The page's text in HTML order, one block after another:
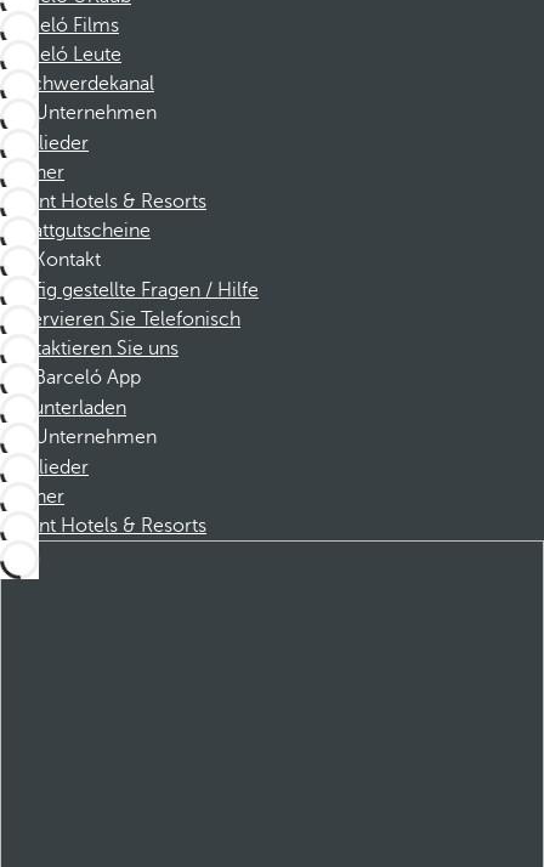
Barceló Films
Barceló Leute
Beschwerdekanal
Unternehmen
Mitglieder
Partner
Dorint Hotels & Resorts
Rabattgutscheine
Kontakt
Häufig gestellte Fragen / Hilfe
Reservieren Sie Telefonisch
Kontaktieren Sie uns
Barceló App
Herunterladen
Unternehmen
Mitglieder
Partner
Dorint Hotels & Resorts